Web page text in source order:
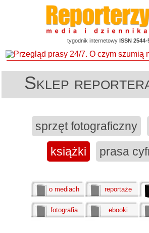
tygodnik internetowy ISSN 2544-
Sklep
sprzęt fotograficzny
książki
prasa
o mediach reportaże
fotografia ebooki